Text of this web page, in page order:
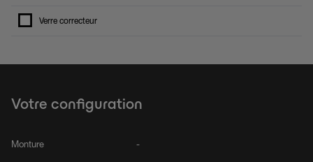
Verre correcteur
Votre configuration
Monture -